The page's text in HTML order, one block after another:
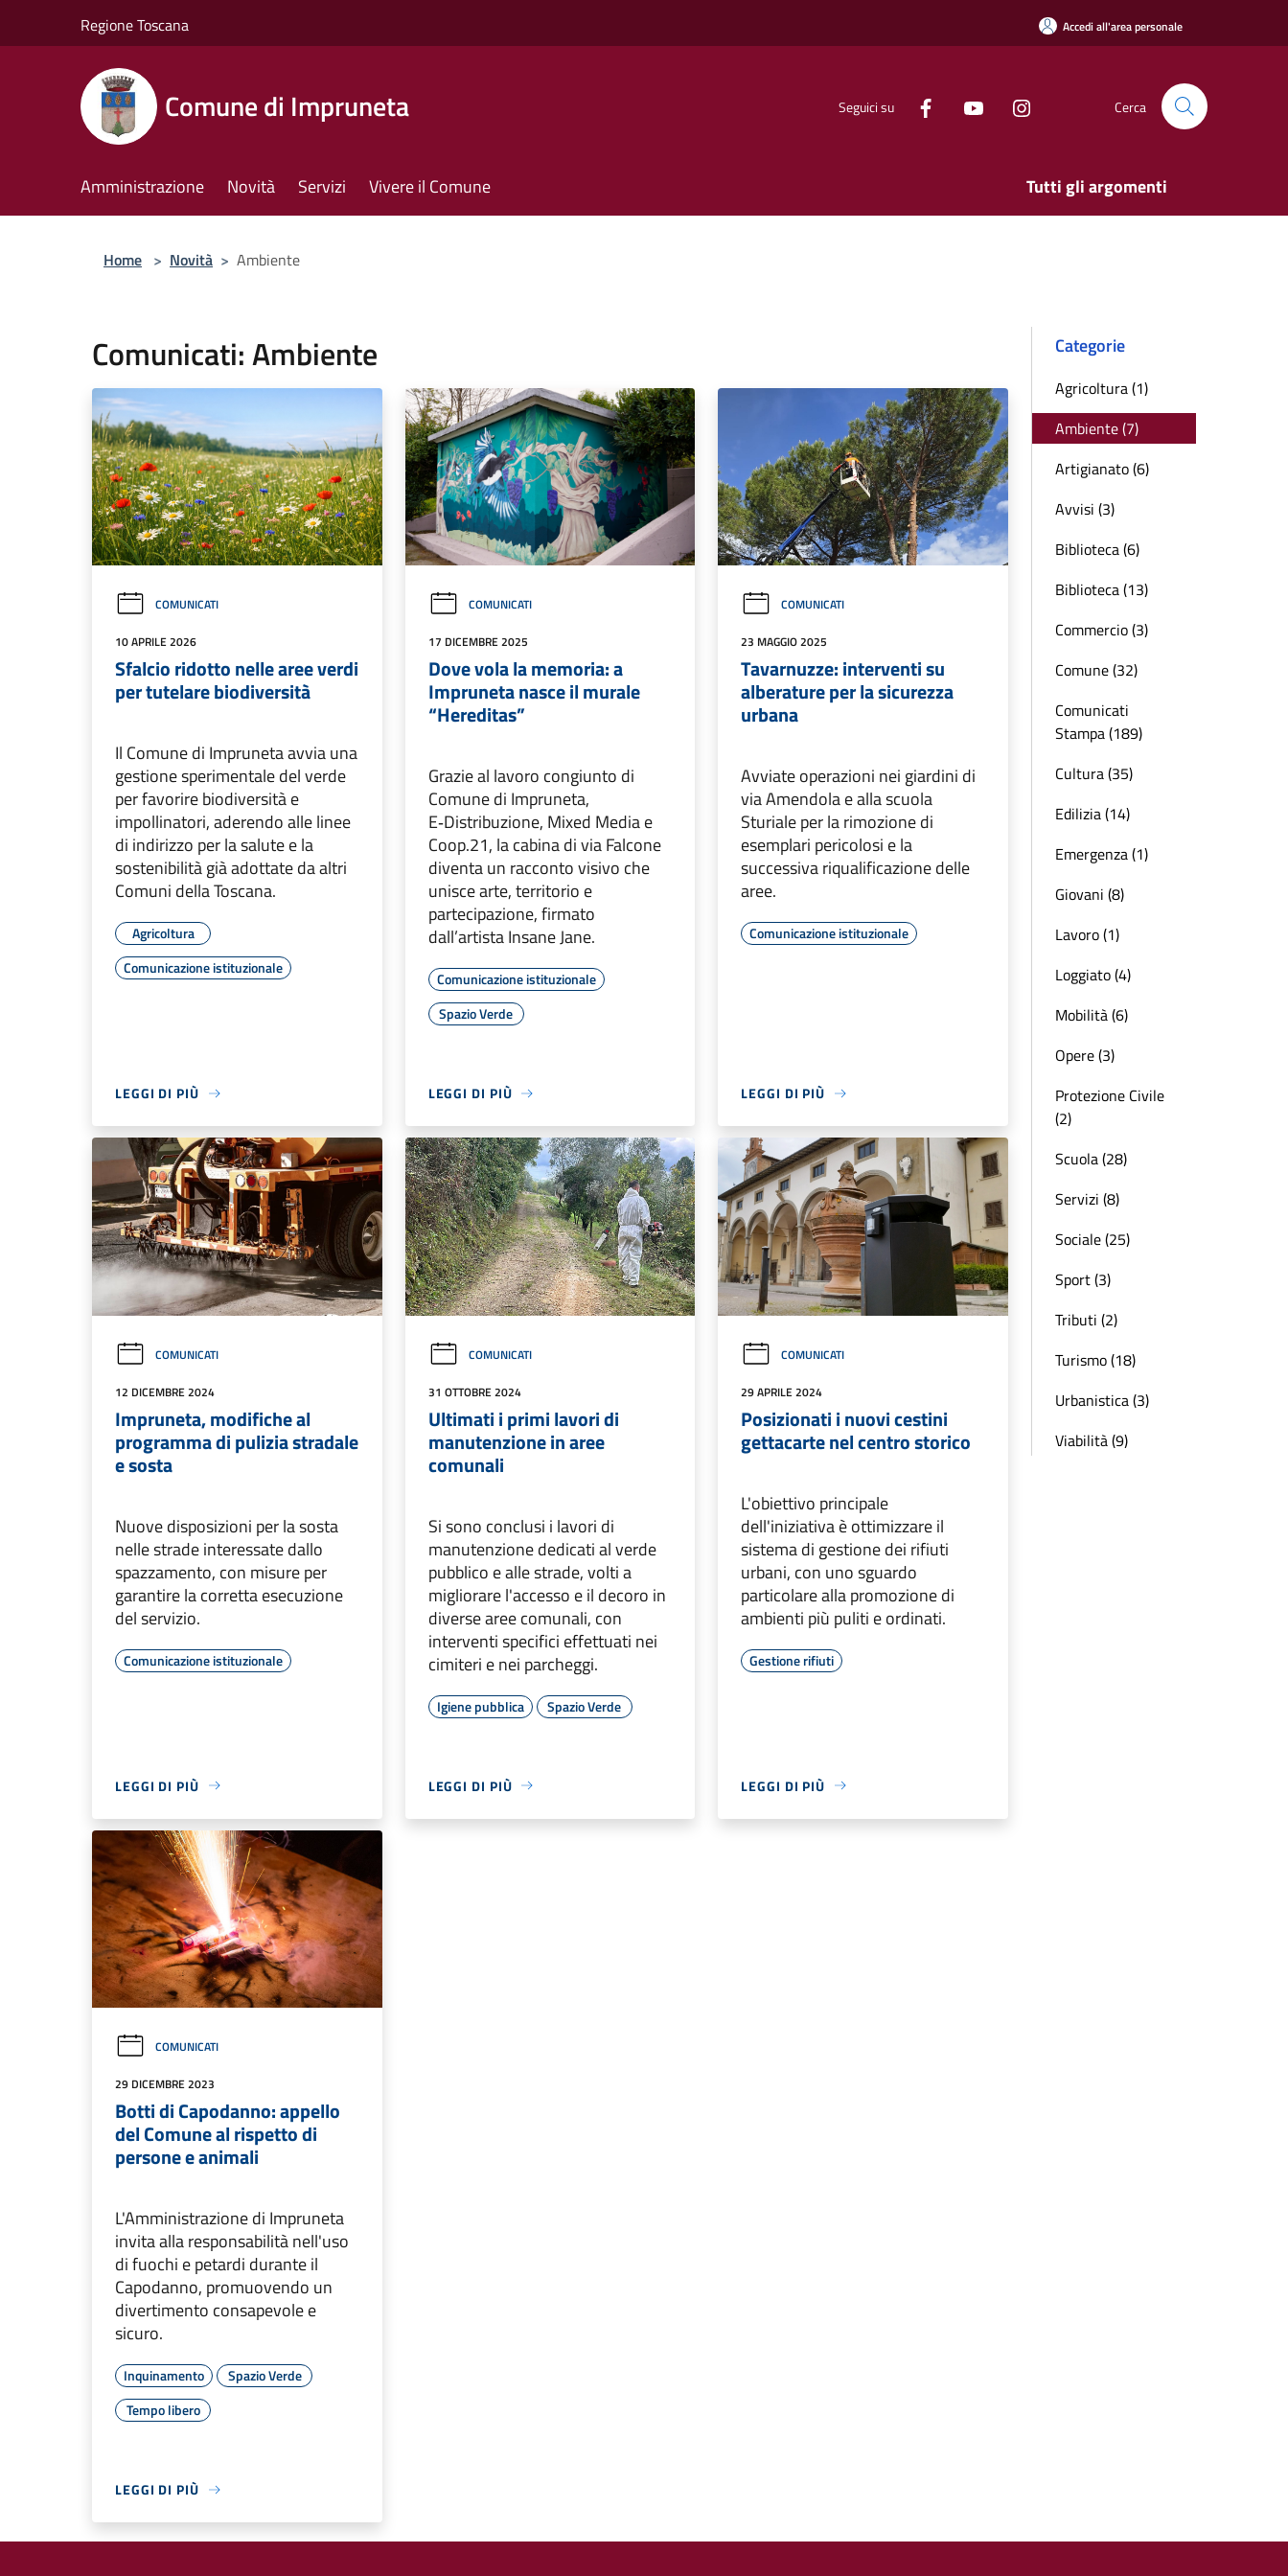
Regione Toscana Accedi all'area personale
Comune di Impruneta Seguici su Cerca
Amministrazione Novità Servizi Vivere il Comune Tutti gli argomenti
Home > Novità > Ambiente
Comunicati: Ambiente
COMUNICATI
10 APRILE 2026
Sfalcio ridotto nelle aree verdi
per tutelare biodiversità
Il Comune di Impruneta avvia una
gestione sperimentale del verde
per favorire biodiversità e
impollinatori, aderendo alle linee
di indirizzo per la salute e la
sostenibilità già adottate da altri
Comuni della Toscana.
Agricoltura
Comunicazione istituzionale
LEGGI DI PIÙ
COMUNICATI
17 DICEMBRE 2025
Dove vola la memoria: a
Impruneta nasce il murale
“Hereditas”
Grazie al lavoro congiunto di
Comune di Impruneta,
E‑Distribuzione, Mixed Media e
Coop.21, la cabina di via Falcone
diventa un racconto visivo che
unisce arte, territorio e
partecipazione, firmato
dall’artista Insane Jane.
Comunicazione istituzionale
Spazio Verde
LEGGI DI PIÙ
COMUNICATI
23 MAGGIO 2025
Tavarnuzze: interventi su
alberature per la sicurezza
urbana
Avviate operazioni nei giardini di
via Amendola e alla scuola
Sturiale per la rimozione di
esemplari pericolosi e la
successiva riqualificazione delle
aree.
Comunicazione istituzionale
LEGGI DI PIÙ
COMUNICATI
12 DICEMBRE 2024
Impruneta, modifiche al
programma di pulizia stradale
e sosta
Nuove disposizioni per la sosta
nelle strade interessate dallo
spazzamento, con misure per
garantire la corretta esecuzione
del servizio.
Comunicazione istituzionale
LEGGI DI PIÙ
COMUNICATI
31 OTTOBRE 2024
Ultimati i primi lavori di
manutenzione in aree
comunali
Si sono conclusi i lavori di
manutenzione dedicati al verde
pubblico e alle strade, volti a
migliorare l'accesso e il decoro in
diverse aree comunali, con
interventi specifici effettuati nei
cimiteri e nei parcheggi.
Igiene pubblica Spazio Verde
LEGGI DI PIÙ
COMUNICATI
29 APRILE 2024
Posizionati i nuovi cestini
gettacarte nel centro storico
L'obiettivo principale
dell'iniziativa è ottimizzare il
sistema di gestione dei rifiuti
urbani, con uno sguardo
particolare alla promozione di
ambienti più puliti e ordinati.
Gestione rifiuti
LEGGI DI PIÙ
COMUNICATI
29 DICEMBRE 2023
Botti di Capodanno: appello
del Comune al rispetto di
persone e animali
L'Amministrazione di Impruneta
invita alla responsabilità nell'uso
di fuochi e petardi durante il
Capodanno, promuovendo un
divertimento consapevole e
sicuro.
Inquinamento
Spazio Verde
Tempo libero
LEGGI DI PIÙ
Categorie
Agricoltura (1)
Ambiente (7)
Artigianato (6)
Avvisi (3)
Biblioteca (6)
Biblioteca (13)
Commercio (3)
Comune (32)
Comunicati
Stampa (189)
Cultura (35)
Edilizia (14)
Emergenza (1)
Giovani (8)
Lavoro (1)
Loggiato (4)
Mobilità (6)
Opere (3)
Protezione Civile
(2)
Scuola (28)
Servizi (8)
Sociale (25)
Sport (3)
Tributi (2)
Turismo (18)
Urbanistica (3)
Viabilità (9)